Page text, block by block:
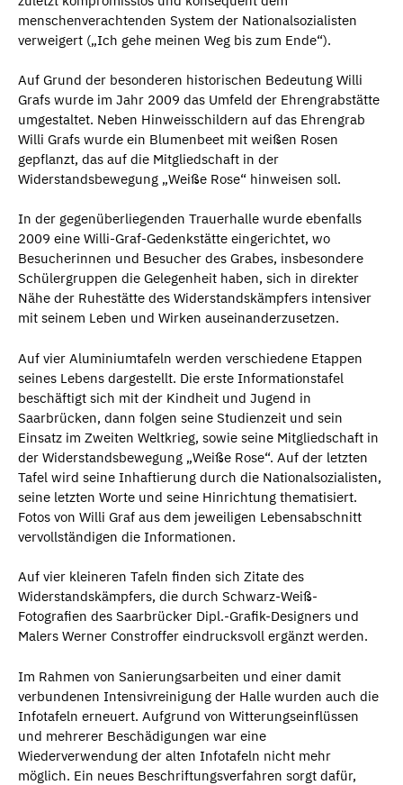
menschenverachtenden System der Nationalsozialisten
verweigert („Ich gehe meinen Weg bis zum Ende“).
Auf Grund der besonderen historischen Bedeutung Willi
Grafs wurde im Jahr 2009 das Umfeld der Ehrengrabstätte
umgestaltet. Neben Hinweisschildern auf das Ehrengrab
Willi Grafs wurde ein Blumenbeet mit weißen Rosen
gepflanzt, das auf die Mitgliedschaft in der
Widerstandsbewegung „Weiße Rose“ hinweisen soll.
In der gegenüberliegenden Trauerhalle wurde ebenfalls
2009 eine Willi-Graf-Gedenkstätte eingerichtet, wo
Besucherinnen und Besucher des Grabes, insbesondere
Schülergruppen die Gelegenheit haben, sich in direkter
Nähe der Ruhestätte des Widerstandskämpfers intensiver
mit seinem Leben und Wirken auseinanderzusetzen.
Auf vier Aluminiumtafeln werden verschiedene Etappen
seines Lebens dargestellt. Die erste Informationstafel
beschäftigt sich mit der Kindheit und Jugend in
Saarbrücken, dann folgen seine Studienzeit und sein
Einsatz im Zweiten Weltkrieg, sowie seine Mitgliedschaft in
der Widerstandsbewegung „Weiße Rose“. Auf der letzten
Tafel wird seine Inhaftierung durch die Nationalsozialisten,
seine letzten Worte und seine Hinrichtung thematisiert.
Fotos von Willi Graf aus dem jeweiligen Lebensabschnitt
vervollständigen die Informationen.
Auf vier kleineren Tafeln finden sich Zitate des
Widerstandskämpfers, die durch Schwarz-Weiß-
Fotografien des Saarbrücker Dipl.-Grafik-Designers und
Malers Werner Constroffer eindrucksvoll ergänzt werden.
Im Rahmen von Sanierungsarbeiten und einer damit
verbundenen Intensivreinigung der Halle wurden auch die
Infotafeln erneuert. Aufgrund von Witterungseinflüssen
und mehrerer Beschädigungen war eine
Wiederverwendung der alten Infotafeln nicht mehr
möglich. Ein neues Beschriftungsverfahren sorgt dafür,